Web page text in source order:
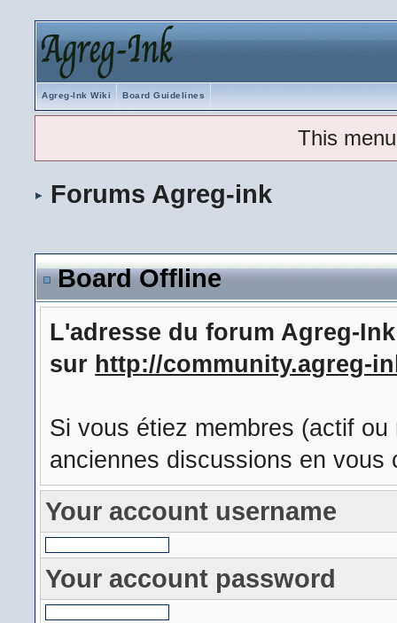
Agreg-Ink Wiki Board Guidelines
This
Forums Agreg-ink
Board Offline
L'adresse du forum Agreg-
sur http://community.agreg-
Si vous étiez membres (actif
anciennes discussions en
Your account username
Your account password